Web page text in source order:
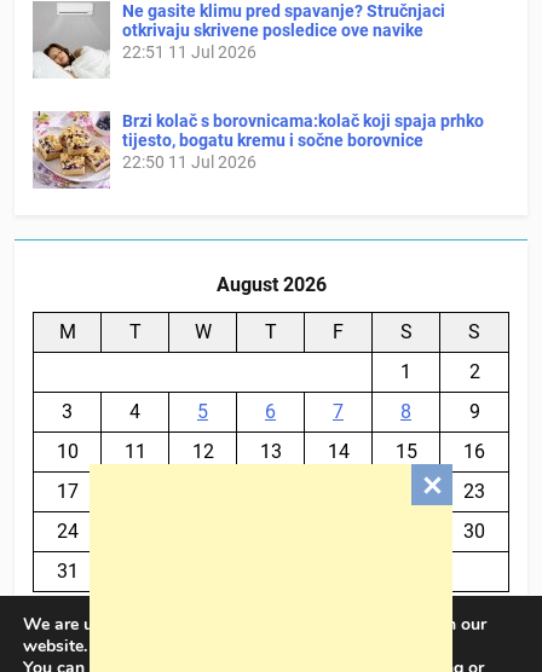
Ne gasite klimu pred spavanje? Stručnjaci
otkrivaju skrivene posledice ove navike
22:51 11 Jul 2026
Brzi kolač s borovnicama:kolač koji spaja prhko
tijesto, bogatu kremu i sočne borovnice
22:50 11 Jul 2026
August 2026
M T W T F S
S
1
2
3
4 5 6 7 8
9
10
11 12 13 14 15
16
17
23
24
30
31
We are using cookies to give you the best experience on our
website.